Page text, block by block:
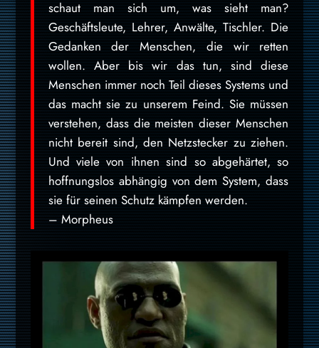
schaut man sich um, was sieht man?
Geschäftsleute, Lehrer, Anwälte, Tischler. Die
Gedanken der Menschen, die wir retten
wollen. Aber bis wir das tun, sind diese
Menschen immer noch Teil dieses Systems und
das macht sie zu unserem Feind. Sie müssen
verstehen, dass die meisten dieser Menschen
nicht bereit sind, den Netzstecker zu ziehen.
Und viele von ihnen sind so abgehärtet, so
hoffnungslos abhängig von dem System, dass
sie für seinen Schutz kämpfen werden.
– Morpheus